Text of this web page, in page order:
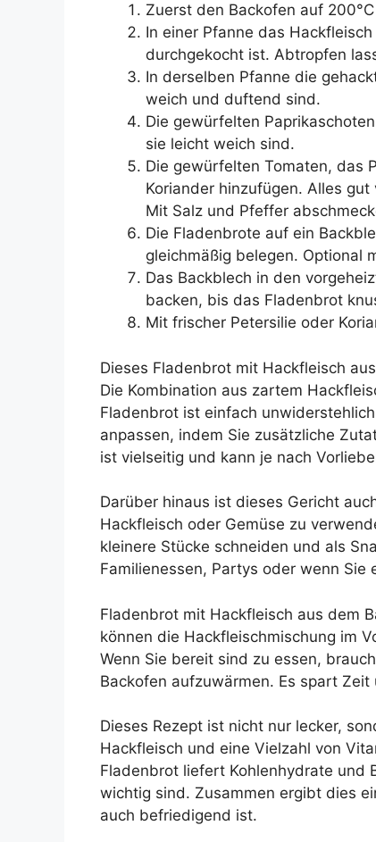
Zuerst den Backofen auf
In einer Pfanne das
durchgekocht ist. Abtropfen
In derselben Pfanne die
weich und duftend sind.
Die gewürfelten
sie leicht weich sind.
Die gewürfelten Tomaten, das
Koriander hinzufügen. Alles
Mit Salz und Pfeffer
Die Fladenbrote auf ein
gleichmäßig belegen. Optional
Das Backblech in den
backen, bis das Fladenbrot
Mit frischer Petersilie oder
Dieses Fladenbrot mit Hackfleisch
Die Kombination aus zartem
Fladenbrot ist einfach
anpassen, indem Sie zusätzliche
ist vielseitig und kann je nach
Darüber hinaus ist dieses Gericht
Hackfleisch oder Gemüse zu
kleinere Stücke schneiden und als
Familienessen, Partys oder wenn
Fladenbrot mit Hackfleisch aus dem
können die Hackfleischmischung im
Wenn Sie bereit sind zu essen,
Backofen aufzuwärmen. Es spart
Dieses Rezept ist nicht nur lecker,
Hackfleisch und eine Vielzahl von
Fladenbrot liefert Kohlenhydrate und
wichtig sind. Zusammen ergibt dies
auch befriedigend ist.